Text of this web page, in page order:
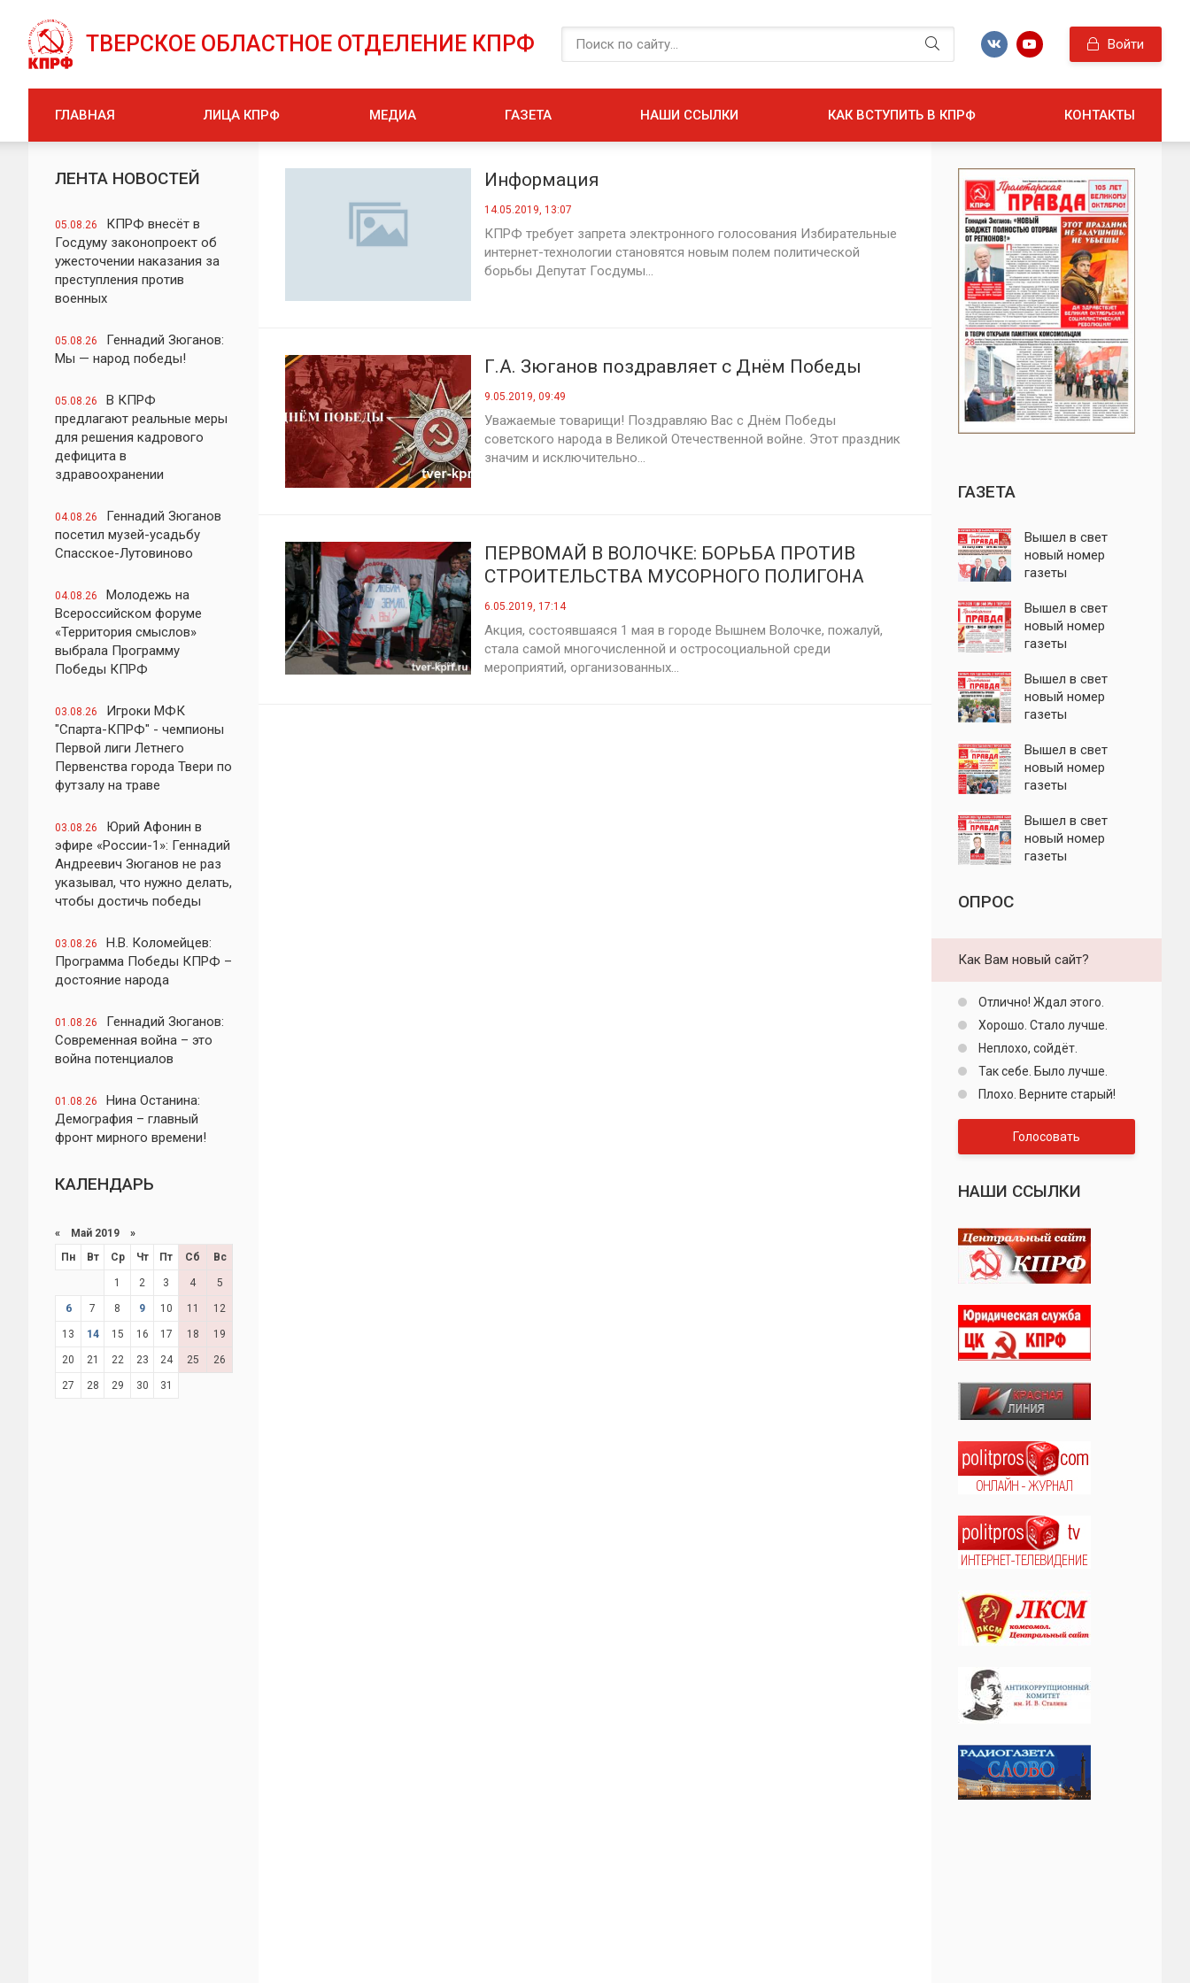
ТВЕРСКОЕ ОБЛАСТНОЕ ОТДЕЛЕНИЕ КПРФ Войти
ГЛАВНАЯ ЛИЦА КПРФ МЕДИА ГАЗЕТА НАШИ ССЫЛКИ КАК ВСТУПИТЬ В КПРФ КОНТАКТЫ
ЛЕНТА НОВОСТЕЙ
05.08.26
КПРФ внесёт в
Госдуму законопроект об
ужесточении наказания за
преступления против
военных
05.08.26
Геннадий Зюганов:
Мы — народ победы!
05.08.26
В КПРФ
предлагают реальные меры
для решения кадрового
дефицита в
здравоохранении
04.08.26
Геннадий Зюганов
посетил музей-усадьбу
Спасское-Лутовиново
04.08.26
Молодежь на
Всероссийском форуме
«Территория смыслов»
выбрала Программу
Победы КПРФ
03.08.26
Игроки МФК
"Спарта-КПРФ" - чемпионы
Первой лиги Летнего
Первенства города Твери по
футзалу на траве
03.08.26
Юрий Афонин в
эфире «России-1»: Геннадий
Андреевич Зюганов не раз
указывал, что нужно делать,
чтобы достичь победы
03.08.26
Н.В. Коломейцев:
Программа Победы КПРФ –
достояние народа
01.08.26
Геннадий Зюганов:
Современная война – это
война потенциалов
01.08.26
Нина Останина:
Демография – главный
фронт мирного времени!
КАЛЕНДАРЬ
« Май 2019 »
Пн
Вт Ср Чт Пт Сб Вс
1 2 3 4 5
6 7 8 9 10 11 12
13 14 15 16 17 18 19
20 21 22 23 24 25 26
27 28 29 30 31
Информация
14.05.2019, 13:07
КПРФ требует запрета электронного голосования Избирательные
интернет-технологии становятся новым полем политической
борьбы Депутат Госдумы...
Г.А. Зюганов поздравляет с Днём Победы
9.05.2019, 09:49
Уважаемые товарищи! Поздравляю Вас с Днём Победы
советского народа в Великой Отечественной войне. Этот праздник
значим и исключительно...
ПЕРВОМАЙ В ВОЛОЧКЕ: БОРЬБА ПРОТИВ
СТРОИТЕЛЬСТВА МУСОРНОГО ПОЛИГОНА
СПЛОТИЛА ЖИТЕЛЕЙ ГОРОДА
6.05.2019, 17:14
Акция, состоявшаяся 1 мая в городе Вышнем Волочке, пожалуй,
стала самой многочисленной и остросоциальной среди
мероприятий, организованных...
ГАЗЕТА
Вышел в свет
новый номер
газеты
правда"
Вышел в свет
новый номер
газеты
правда"
Вышел в свет
новый номер
газеты
правда"
Вышел в свет
новый номер
газеты
правда"
Вышел в свет
новый номер
газеты
ОПРОС
Как Вам новый сайт?
Отлично! Ждал этого.
Хорошо. Стало лучше.
Неплохо, сойдёт.
Так себе. Было лучше.
Плохо. Верните старый!
Голосовать
НАШИ ССЫЛКИ